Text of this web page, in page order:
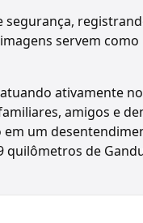
segurança,
servem como
ativamente no
amigos e
um
quilômetros de